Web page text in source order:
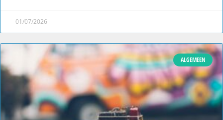
01/07/2026
ALGEMEEN